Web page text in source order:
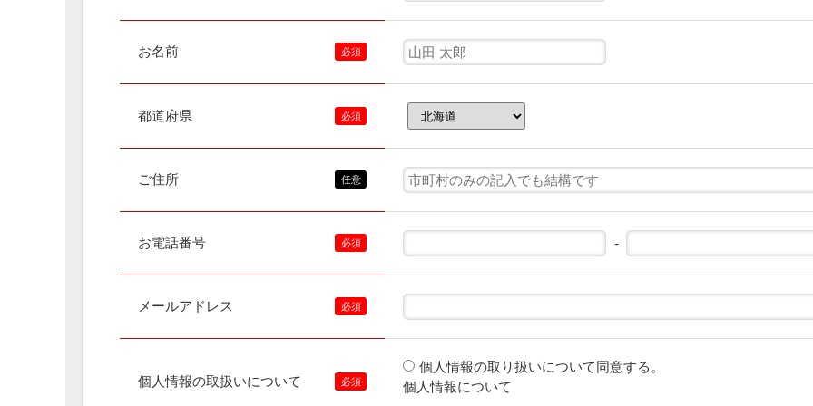
お名前
都道府県
ご住所
お電話番号 -
メールアドレス
個人情報の取扱いについて
個人情報の取り扱いについて同意する。
個人情報について